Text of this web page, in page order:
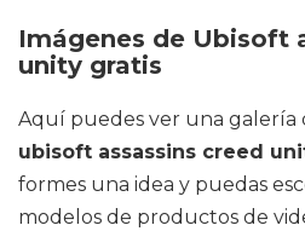
Imágenes de Ubisoft
unity gratis
Aquí puedes ver una galería
ubisoft assassins creed
formes una idea y puedas
modelos de productos de